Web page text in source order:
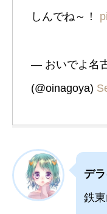
しんでね～！
— おいでよ名
(@oinagoya)
デ
鉄